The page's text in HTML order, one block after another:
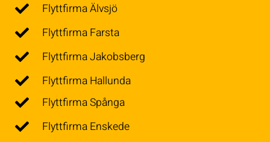
Flyttfirma Älvsjö
Flyttfirma Farsta
Flyttfirma Jakobsberg
Flyttfirma Hallunda
Flyttfirma Spånga
Flyttfirma Enskede